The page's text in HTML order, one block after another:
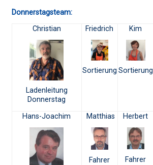
Donnerstagsteam:
Christian
Ladenleitung
Donnerstag
Friedrich
Sortierung
Kim
Sortierung
Hans-Joachim Matthias
Fahrer
Herbert
Fahrer